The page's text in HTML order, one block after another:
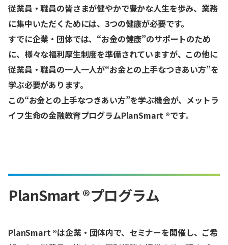
従業員・職員の皆さまが健やかで豊かな人生を歩み、業務
に集中いただくためには、3つの健康が必要です。
すでに企業・団体では、“お金の健康”のサポートのため
に、様々な福利厚生制度を準備されていますが、この他に
従業員・職員の一人一人が“お金との上手なつきあい方”を
学ぶ必要があります。
この“お金との上手なつきあい方”を学ぶ機会が、メットラ
イフ生命の金融教育プログラムPlanSmart ®です。
PlanSmart ®プログラム
PlanSmart ®は企業・団体内で、セミナーを開催し、ご希